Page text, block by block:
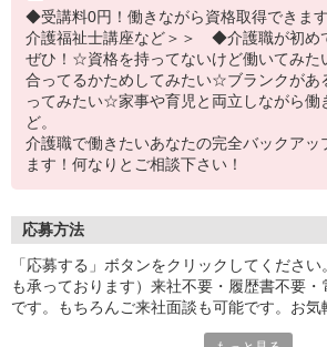
◆受講料0円！働きながら資格取得できま
介護福祉士講座など＞＞ ◆介護職が初め
ぜひ！☆資格を持ってないけど働いてみ
合ってるかためしてみたい☆ブランクがあ
ってみたい☆家事や育児と両立しながら働
ど。
介護職で働きたいあなたの完全バックアッ
ます！何なりとご相談下さい！
応募方法
「応募する」ボタンをクリックしてくださ
も承っております）来社不要・履歴書不要
です。もちろんご来社面談も可能です。お気